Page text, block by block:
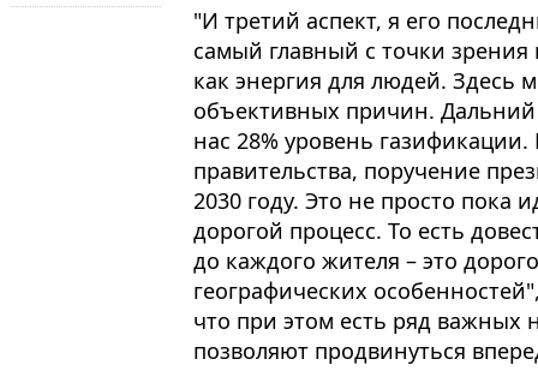
"И третий аспект, я его
самый главный с точки зрения
как энергия для людей. Здесь
объективных причин. Дальний
нас 28% уровень
правительства, поручение
2030 году. Это не просто пока
дорогой процесс. То есть
до каждого жителя – это
географических
что при этом есть ряд важных
позволяют продвинуться